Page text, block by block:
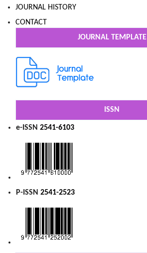
JOURNAL HISTORY
CONTACT
JOURNAL TEMPLATE
ISSN
e-ISSN 2541-6103
P-ISSN 2541-2523